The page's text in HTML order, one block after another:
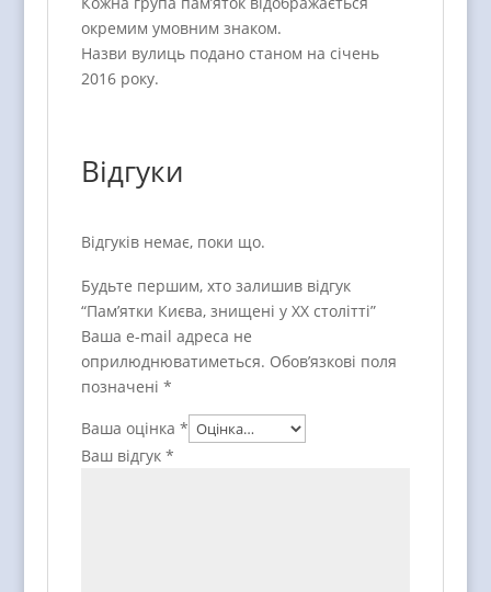
окремим умовним знаком.
Назви вулиць подано станом на січень
2016 року.
Відгуки
Відгуків немає, поки що.
Будьте першим, хто залишив відгук
“Пам’ятки Києва, знищені у ХХ столітті”
Ваша e-mail адреса не
оприлюднюватиметься. Обов’язкові поля
позначені *
Ваша оцінка *
Ваш відгук *